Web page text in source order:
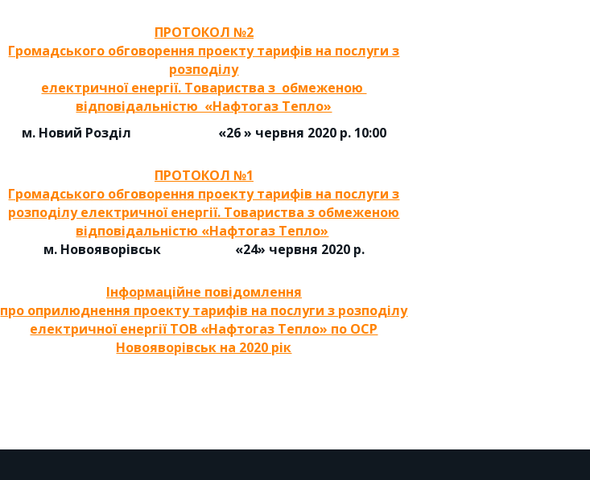
ПРОТОКОЛ №2
Громадського обговорення проекту тарифів на послуги з
розподілу
електричної енергії. Товариства з обмеженою
відповідальністю «Нафтогаз Тепло»
м. Новий Розділ
«26 » червня 2020 р. 10:00
ПРОТОКОЛ №1
Громадського обговорення проекту тарифів на послуги з
розподілу електричної енергії. Товариства з обмеженою
відповідальністю «Нафтогаз Тепло»
м. Новояворівськ «24» червня 2020 р.
Інформаційне повідомлення
про оприлюднення проекту тарифів на послуги з розподілу
електричної енергії ТОВ «Нафтогаз Тепло» по ОСР
Новояворівськ на 2020 рік